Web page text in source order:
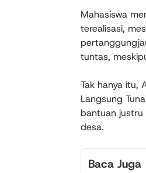
Mahasiswa
terealisasi,
tuntas,
Tak hanya itu,
Langsung
bantuan justru
desa.
Baca Juga